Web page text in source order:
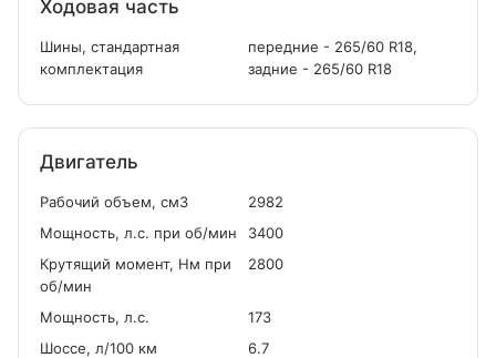
Ходовая часть
Шины, стандартная
комплектация
передние - 265/60 R18,
задние - 265/60 R18
Двигатель
Рабочий объем, см3
2982
Мощность, л.с. при об/мин
3400
Крутящий момент, Нм при
об/мин
2800
Мощность, л.с.
173
Шоссе, л/100 км
6.7